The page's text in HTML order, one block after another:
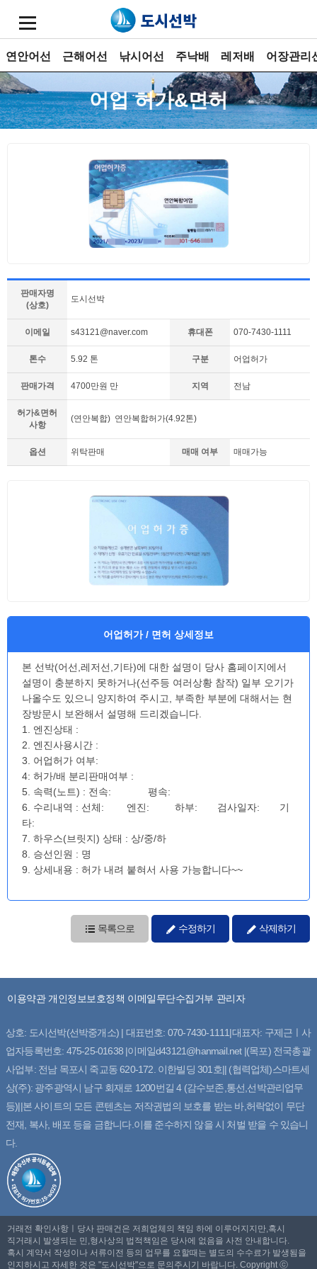
연안어선 근해어선 낚시어선 주낙배 레저배 어장관리
어업 허가&면허
판매자명
(상호)
도시선박
이메일 s43121@naver.com 휴대폰 070-7430-1111
톤수 5.92 톤 구분 어업허가
판매가격 4700만원 만 지역 전남
허가&면허
사항
(연안복합) 연안복합허가(4.92톤)
옵션 위탁판매 매매 여부 매매가능
어업허가 / 면허 상세정보
본 선박(어선,레저선,기타)에 대한 설명이 당사 홈페이지에서
설명이 충분하지 못하거나(선주등 여러상황 참작) 일부 오기가
나올수도 있으니 양지하여 주시고, 부족한 부분에 대해서는 현
장방문시 보완해서 설명해 드리겠습니다.
1. 엔진상태 :
2. 엔진사용시간 :
3. 어업허가 여부:
4: 허가/배 분리판매여부 :
5. 속력(노트) : 전속: 평속:
6. 수리내역 : 선체: 엔진: 하부: 검사일자: 기
타:
7. 하우스(브릿지) 상태 : 상/중/하
8. 승선인원 : 명
9. 상세내용 : 허가 내려 붙혀서 사용 가능합니다~~
목록으로 수정하기 삭제하기
이용약관 개인정보보호정책 이메일무단수집거부 관리자
상호: 도시선박(선박중개소) | 대표번호: 070-7430-1111|대표자: 구제근ㅣ사
업자등록번호: 475-25-01638 |이메일d43121@hanmail.net |(목포) 전국총괄
사업부: 전남 목포시 죽교동 620-172. 이한빌딩 301호|| (협력업체)스마트세
상(주): 광주광역시 남구 회재로 1200번길 4 (감수보존,통선,선박관리업무
등)||본 사이트의 모든 콘텐츠는 저작권법의 보호를 받는 바,허락없이 무단
전재, 복사, 배포 등을 금합니다.이를 준수하지 않을 시 처벌 받을 수 있습니
다.
거래전 확인사항ㅣ당사 판매건은 저희업체의 책임 하에 이루어지지만,혹시
직거래시 발생되는 민,형사상의 법적책임은 당사에 없음을 사전 안내합니다.
혹시 계약서 작성이나 서류이전 등의 업무를 요할때는 별도의 수수료가 발생됨을
인지하시고 자세한 것은 "도시선박"으로 문의주시기 바랍니다. Copyright ⓒ